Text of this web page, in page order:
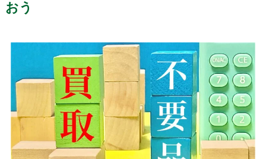
おう